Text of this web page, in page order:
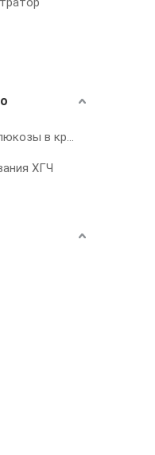
Измеритель уровня глюкозы в крови
ХГЧ